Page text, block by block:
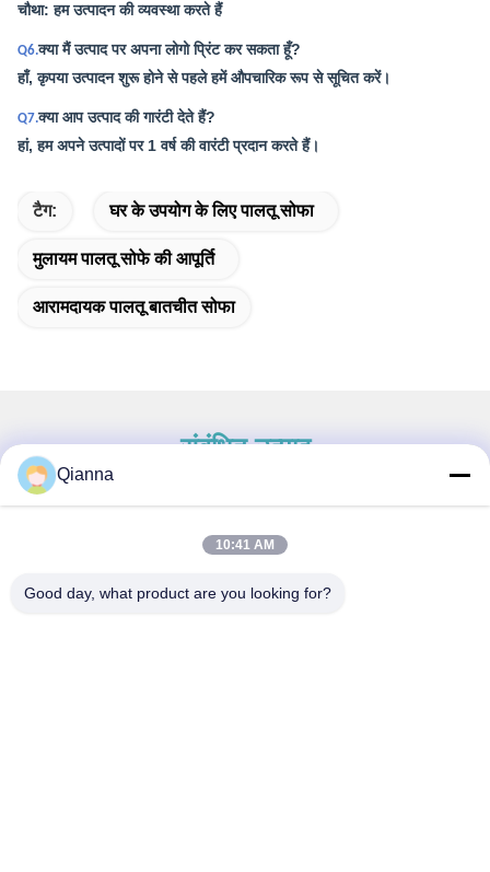
चौथा: हम उत्पादन की व्यवस्था करते हैं
Q6.क्या मैं उत्पाद पर अपना लोगो प्रिंट कर सकता हूँ?
हाँ, कृपया उत्पादन शुरू होने से पहले हमें औपचारिक रूप से सूचित करें।
Q7.क्या आप उत्पाद की गारंटी देते हैं?
हां, हम अपने उत्पादों पर 1 वर्ष की वारंटी प्रदान करते हैं।
टैग: घर के उपयोग के लिए पालतू सोफा
मुलायम पालतू सोफे की आपूर्ति
आरामदायक पालतू बातचीत सोफा
संबंधित उत्पाद
Qianna
10:41 AM
Good day, what product are you looking for?